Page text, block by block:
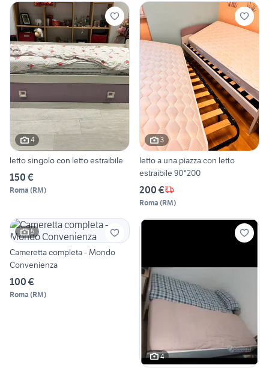
4
letto singolo con letto estraibile
150 €
Roma (RM)
3
letto a una piazza con letto
estraibile 90*200
200 €
Roma (RM)
5
Cameretta completa - Mondo
Convenienza
100 €
Roma (RM)
4